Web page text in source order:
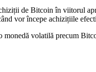
de Bitcoin în viitorul
vor începe achizițiile
volatilă precum